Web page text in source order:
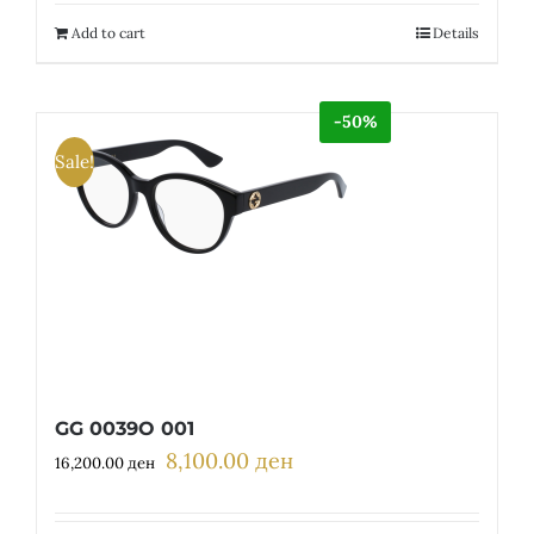
Add to cart Details
Sale!
-50%
GG 0039O 001
16,200.00ден Original
8,100.00 денCurrent